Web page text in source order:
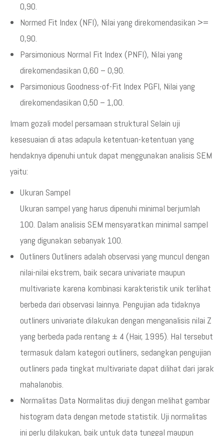
0,90.
Normed Fit Index (NFI), Nilai yang direkomendasikan >=
0,90.
Parsimonious Normal Fit Index (PNFI), Nilai yang
direkomendasikan 0,60 – 0,90.
Parsimonious Goodness-of-Fit Index PGFI, Nilai yang
direkomendasikan 0,50 – 1,00.
Imam gozali model persamaan struktural Selain uji
kesesuaian di atas adapula ketentuan-ketentuan yang
hendaknya dipenuhi untuk dapat menggunakan analisis SEM
yaitu:
Ukuran Sampel
Ukuran sampel yang harus dipenuhi minimal berjumlah
100. Dalam analisis SEM mensyaratkan minimal sampel
yang digunakan sebanyak 100.
Outliners Outliners adalah observasi yang muncul dengan
nilai-nilai ekstrem, baik secara univariate maupun
multivariate karena kombinasi karakteristik unik terlihat
berbeda dari observasi lainnya. Pengujian ada tidaknya
outliners univariate dilakukan dengan menganalisis nilai Z
yang berbeda pada rentang ± 4 (Hair, 1995). Hal tersebut
termasuk dalam kategori outliners, sedangkan pengujian
outliners pada tingkat multivariate dapat dilihat dari jarak
mahalanobis.
Normalitas Data Normalitas diuji dengan melihat gambar
histogram data dengan metode statistik. Uji normalitas
ini perlu dilakukan, baik untuk data tunggal maupun